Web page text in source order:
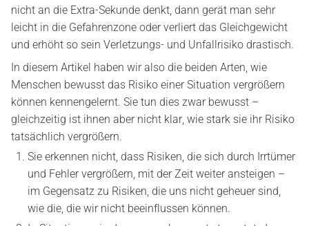
nicht an die Extra-Sekunde denkt, dann gerät man sehr
leicht in die Gefahrenzone oder verliert das Gleichgewicht
und erhöht so sein Verletzungs- und Unfallrisiko drastisch.
In diesem Artikel haben wir also die beiden Arten, wie
Menschen bewusst das Risiko einer Situation vergrößern
können kennengelernt. Sie tun dies zwar bewusst –
gleichzeitig ist ihnen aber nicht klar, wie stark sie ihr Risiko
tatsächlich vergrößern.
Sie erkennen nicht, dass Risiken, die sich durch Irrtümer
und Fehler vergrößern, mit der Zeit weiter ansteigen –
im Gegensatz zu Risiken, die uns nicht geheuer sind,
wie die, die wir nicht beeinflussen können.